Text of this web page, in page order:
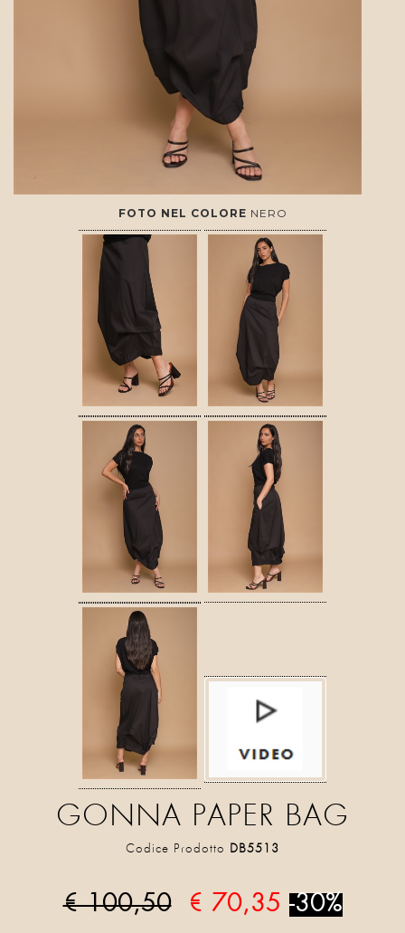
FOTO NEL COLORE NERO
GONNA PAPER BAG
Codice Prodotto DB5513
€ 100,50 € 70,35 -30%